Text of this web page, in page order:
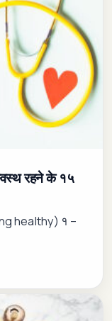
रहने के १५
healthy) १ –